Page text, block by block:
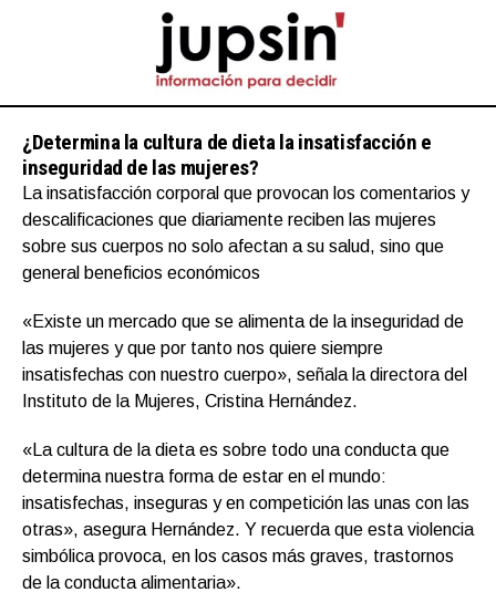
¿Determina la cultura de dieta la insatisfacción e
inseguridad de las mujeres?
La insatisfacción corporal que provocan los comentarios y
descalificaciones que diariamente reciben las mujeres
sobre sus cuerpos no solo afectan a su salud, sino que
general beneficios económicos
«Existe un mercado que se alimenta de la inseguridad de
las mujeres y que por tanto nos quiere siempre
insatisfechas con nuestro cuerpo», señala la directora del
Instituto de la Mujeres, Cristina Hernández.
«La cultura de la dieta es sobre todo una conducta que
determina nuestra forma de estar en el mundo:
insatisfechas, inseguras y en competición las unas con las
otras», asegura Hernández. Y recuerda que esta violencia
simbólica provoca, en los casos más graves, trastornos
de la conducta alimentaria».